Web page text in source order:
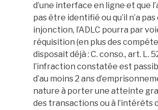
d’une interface en ligne et que
pas être identifié ou qu’il n’a
injonction, l’ADLC pourra par
réquisition (en plus des
disposait déjà : C. conso., art. L.
l’infraction constatée est
d’au moins 2 ans
nature à porter une atteinte
des transactions ou à l’intérêts